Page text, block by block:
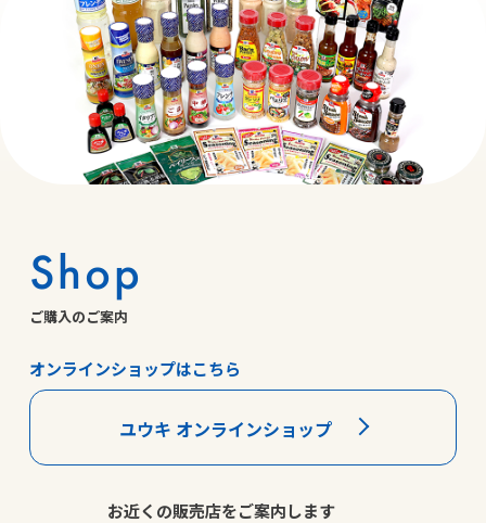
Shop
ご購入のご案内
オンラインショップはこちら
ユウキ オンラインショップ
お近くの販売店をご案内します